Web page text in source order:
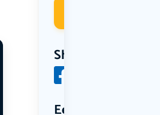
Share
Een aantal